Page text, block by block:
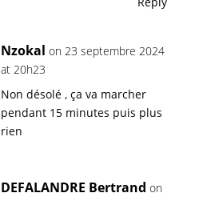
Nzokal on 23 septembre 2024
at 20h23
Non désolé , ça va marcher
pendant 15 minutes puis plus
rien
DEFALANDRE Bertrand on